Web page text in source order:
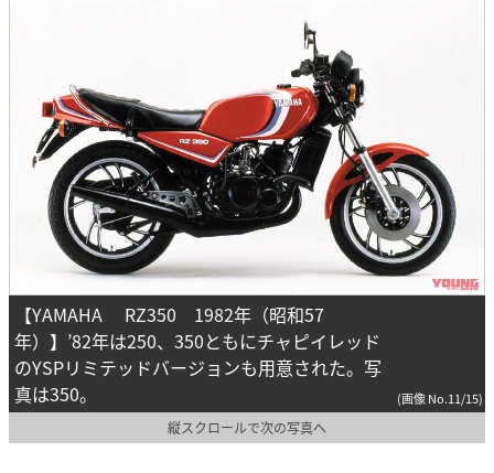
【YAMAHA RZ350 1982年（昭和57
年）】’82年は250、350ともにチャピイレッド
のYSPリミテッドバージョンも用意された。写
真は350。
(画像 No.11/15)
縦スクロールで次の写真へ